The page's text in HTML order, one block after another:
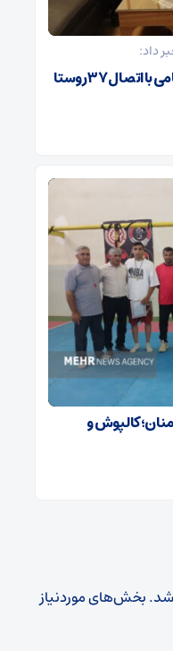
داد:
توسعه زیرساخت‌های ارتباطی میامی با اتصال ۳۷ روستا
کالپوش و
شد.بخش‌های موردنیاز